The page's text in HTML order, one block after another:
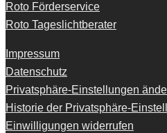
Roto Förderservice
Roto Tageslichtberater
Impressum
Datenschutz
Privatsphäre-Einstellungen
Historie der Privatsphäre-
Einwilligungen widerrufen